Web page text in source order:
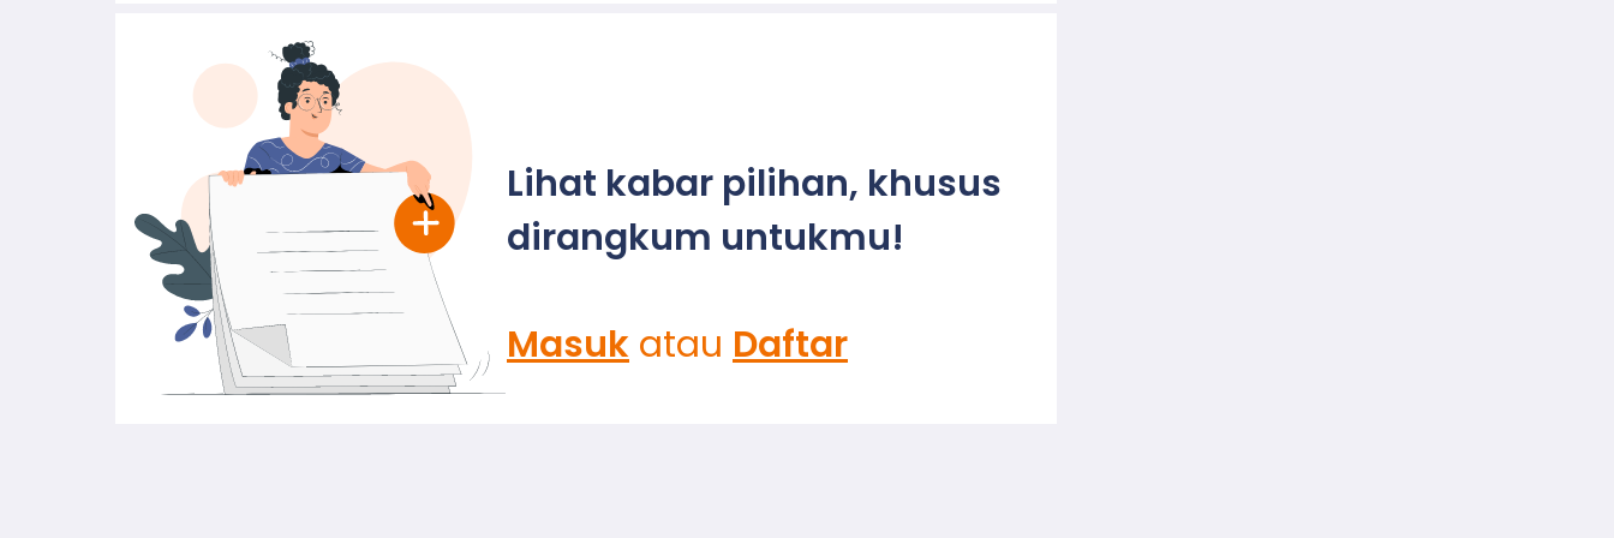
Lihat kabar pilihan, khusus
dirangkum untukmu!
Masuk atau Daftar